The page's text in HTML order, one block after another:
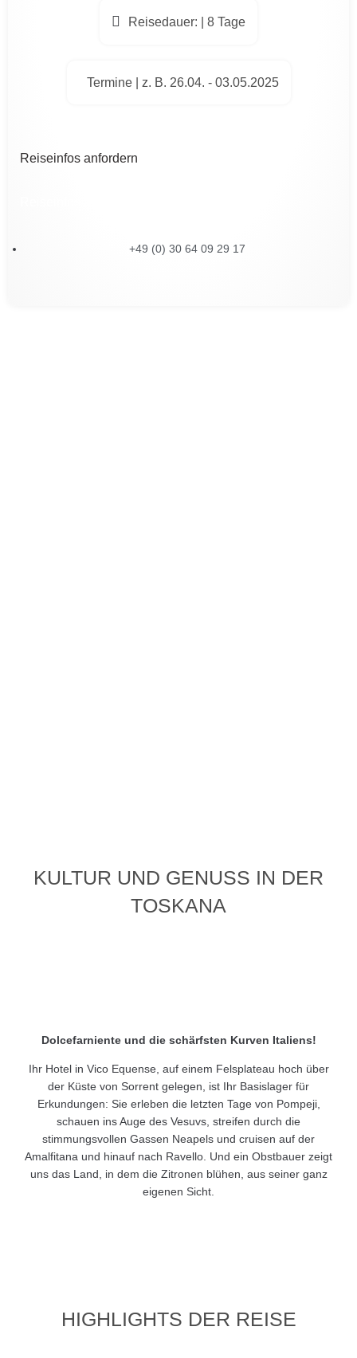
Reisedauer: | 8 Tage
Termine | z. B. 26.04. - 03.05.2025
Reiseinfos anfordern
+49 (0) 30 64 09 29 17
KULTUR UND GENUSS IN DER
TOSKANA
Dolcefarniente und die schärfsten Kurven Italiens!
Ihr Hotel in Vico Equense, auf einem Felsplateau hoch über
der Küste von Sorrent gelegen, ist Ihr Basislager für
Erkundungen: Sie erleben die letzten Tage von Pompeji,
schauen ins Auge des Vesuvs, streifen durch die
stimmungsvollen Gassen Neapels und cruisen auf der
Amalfitana und hinauf nach Ravello. Und ein Obstbauer zeigt
uns das Land, in dem die Zitronen blühen, aus seiner ganz
eigenen Sicht.
HIGHLIGHTS DER REISE